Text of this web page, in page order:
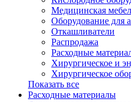
Медицинская
Оборудование для
Откашливатели
Распродажа
Расходные
Хирургическое и
Хирургическое
Показать все
Расходные материалы